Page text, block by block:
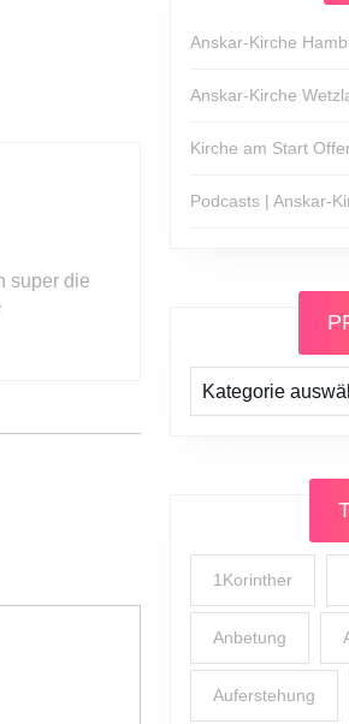
super die
Anskar-Kirche
Anskar-Kirche
Kirche am Start
Podcasts | Anskar-
Prediger
1Korinther
Anbetung
Auferstehung